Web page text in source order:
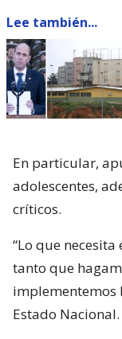
Lee también...
En particular,
adolescentes,
críticos.
“Lo que
tanto que
implementemos
Estado Nacional.